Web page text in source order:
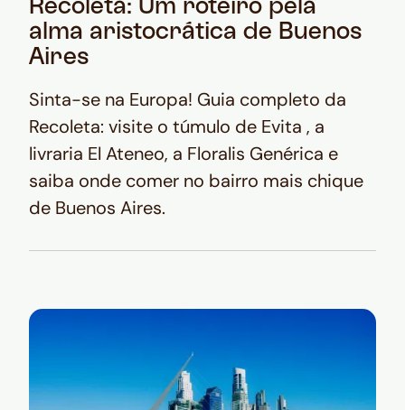
Recoleta: Um roteiro pela
alma aristocrática de Buenos
Aires
Sinta-se na Europa! Guia completo da
Recoleta: visite o túmulo de Evita , a
livraria El Ateneo, a Floralis Genérica e
saiba onde comer no bairro mais chique
de Buenos Aires.